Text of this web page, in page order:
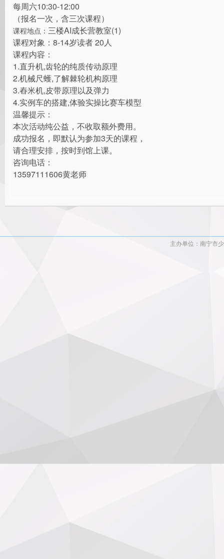
每周六10:30-12:00
（报名一次，含三次课程）
课程地点： 三楼AI成长营教室(1)
课程对象：8-14岁读者 20人
课程内容：
1.直升机,齿轮的纯质传动原理
2.机械尺蠖,了解棘轮机构原理
3.舂米机,皮带原理以及弹力
4.实例车的搭建,体验实操比赛车模型
温馨提示：
本次活动纯公益，不收取额外费用。
成功报名，即默认为参加3天的课程，
请合理安排，按时到馆上课。
咨询电话：
13597111606黄老师
主办单位：南宁市